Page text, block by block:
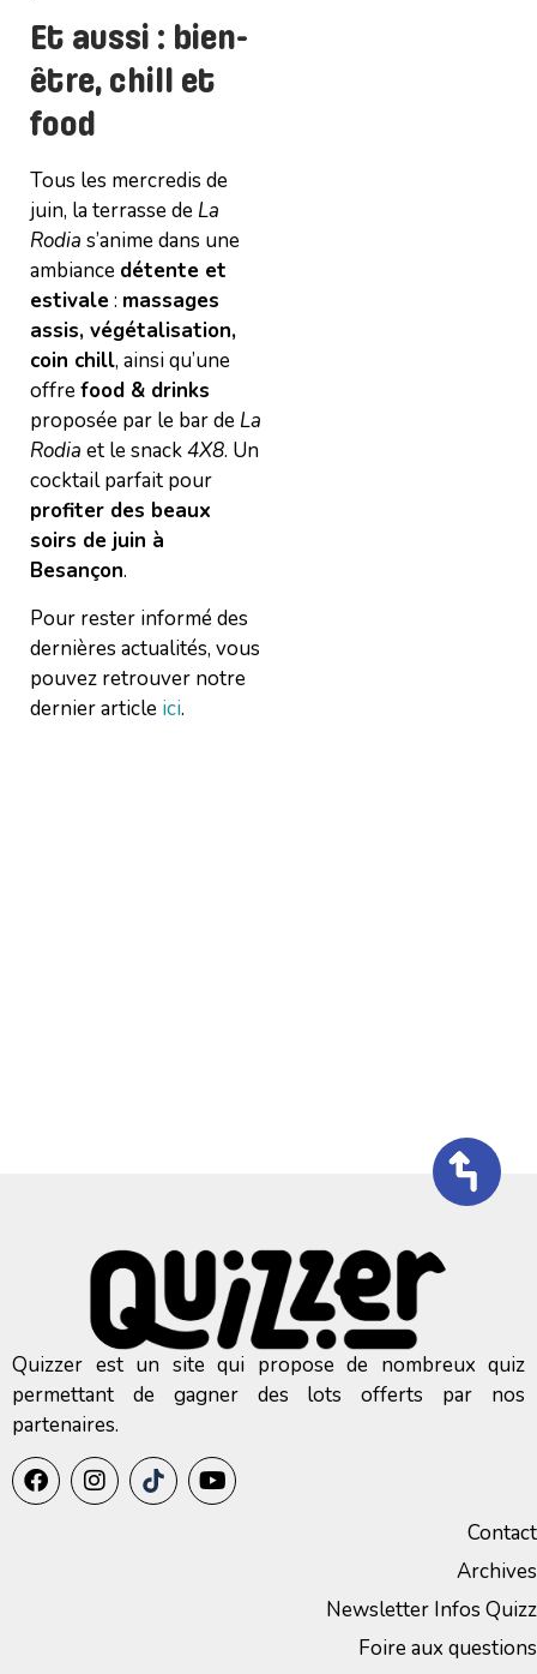
Et aussi : bien-
être, chill et
food
Tous les mercredis de
juin, la terrasse de La
Rodia s’anime dans une
ambiance détente et
estivale : massages
assis, végétalisation,
coin chill, ainsi qu’une
offrefood & drinks
proposée par le bar de La
Rodia et le snack4X8. Un
cocktail parfait pour
profiter des beaux
soirs de juin à
Besançon.
Pour rester informé des
dernières actualités, vous
pouvez retrouver notre
dernier article ici.
Quizzer est un site qui propose de nombreux quiz
permettant de gagner des lots offerts par nos
partenaires.
Contact
Archives
Newsletter Infos Quizz
Foire aux questions